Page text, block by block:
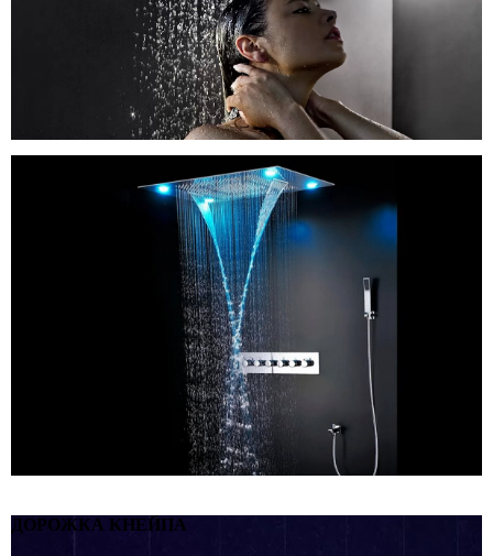
ДОРОЖКА КНЕЙПА